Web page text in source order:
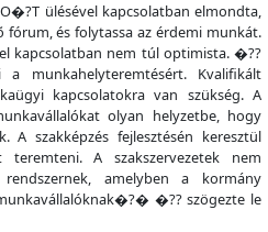
O�?T ülésével kapcsolatban elmondta,
fórum, és folytassa az érdemi munkát.
kapcsolatban nem túl optimista. �??
munkahelyteremtésért. Kvalifikált
kapcsolatokra van szükség. A
olyan helyzetbe, hogy
A szakképzés fejlesztésén keresztül
teremteni. A szakszervezetek nem
amelyben a kormány
�?? szögezte le